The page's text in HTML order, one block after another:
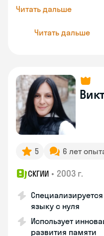
Читать дальше
Читать дальше
5 6 лет
СКГИИ • 2003 г.
языку с нуля
Использует
развития памяти